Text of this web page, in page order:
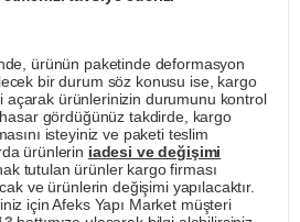
ürünün paketinde deformasyon
bir durum söz konusu ise, kargo
açarak ürünlerinizin durumunu kontrol
gördüğünüz takdirde, kargo
isteyiniz ve paketi teslim
ürünlerin iadesi ve değişimi
tutulan ürünler kargo firması
ve ürünlerin değişimi yapılacaktır.
için Afeks Yapı Market müşteri